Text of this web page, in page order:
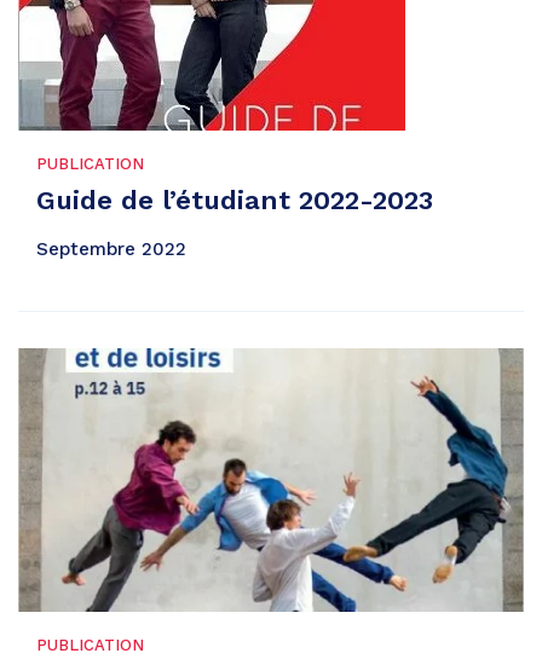
PUBLICATION
Guide de l’étudiant 2022-2023
Septembre 2022
PUBLICATION